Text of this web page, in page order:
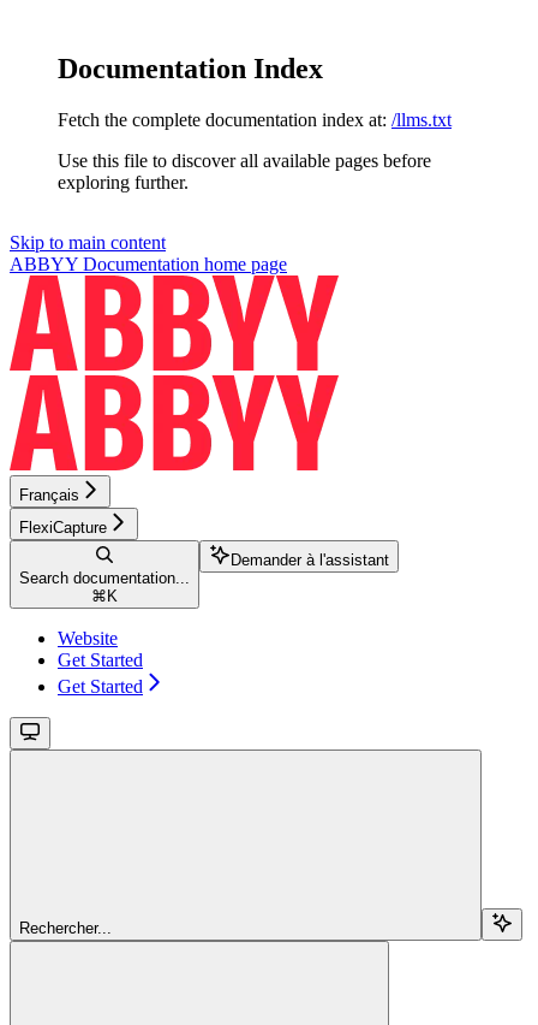
Documentation Index
Fetch the complete documentation index at: /llms.txt
Use this file to discover all available pages before
exploring further.
Skip to main content
ABBYY Documentation home page
Français
FlexiCapture
Search documentation...
⌘ K
Demander à l'assistant
Website
Get Started
Get Started
Rechercher...